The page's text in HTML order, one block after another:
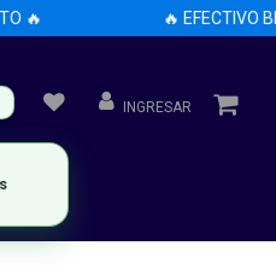
🔥 EFECTIVO
INGRESAR